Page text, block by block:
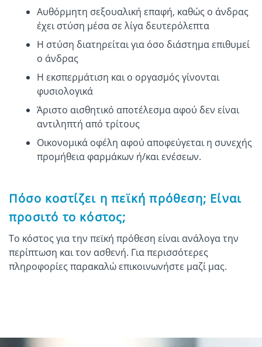
Αυθόρμητη σεξουαλική επαφή, καθώς ο άνδρας
έχει στύση μέσα σε λίγα δευτερόλεπτα
Η στύση διατηρείται για όσο διάστημα επιθυμεί
ο άνδρας
Η εκσπερμάτιση και ο οργασμός γίνονται
φυσιολογικά
Άριστο αισθητικό αποτέλεσμα αφού δεν είναι
αντιληπτή από τρίτους
Οικονομικά οφέλη αφού αποφεύγεται η συνεχής
προμήθεια φαρμάκων ή/και ενέσεων.
Πόσο κοστίζει η πεϊκή πρόθεση; Είναι
προσιτό το κόστος;
Το κόστος για την πεϊκή πρόθεση είναι ανάλογα την
περίπτωση και τον ασθενή. Για περισσότερες
πληροφορίες παρακαλώ επικοινωνήστε μαζί μας.